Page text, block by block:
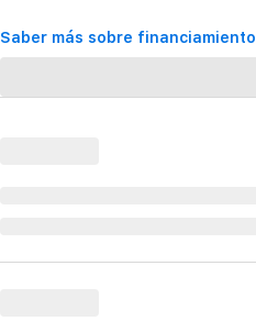
Saber más sobre financiamiento